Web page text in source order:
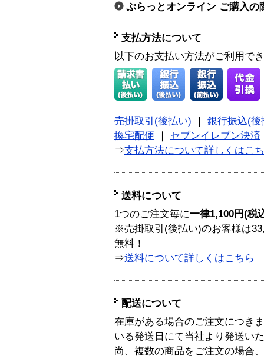
ぷらっとオンライン ご購入の
支払方法について
以下のお支払い方法がご利用で
売掛取引(後払い) ｜ 銀行振込(後
換宅配便 ｜ セブンイレブン決済
⇒支払方法について詳しくはこ
送料について
1つのご注文毎に一律1,100円(税
※売掛取引(後払い)のお客様は
無料！
⇒送料について詳しくはこちら
配送について
在庫がある場合のご注文につき
いる発送日にて当社より発送い
尚、複数の商品をご注文の場合